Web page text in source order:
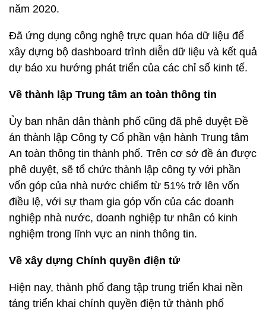
năm 2020.
Đã ứng dụng công nghệ trực quan hóa dữ liệu để
xây dựng bộ dashboard trình diễn dữ liệu và kết quả
dự báo xu hướng phát triển của các chỉ số kinh tế.
Về thành lập Trung tâm an toàn thông tin
Ủy ban nhân dân thành phố cũng đã phê duyệt Đề
án thành lập Công ty Cổ phần vận hành Trung tâm
An toàn thông tin thành phố. Trên cơ sở đề án được
phê duyệt, sẽ tổ chức thành lập công ty với phần
vốn góp của nhà nước chiếm từ 51% trở lên vốn
điều lệ, với sự tham gia góp vốn của các doanh
nghiệp nhà nước, doanh nghiệp tư nhân có kinh
nghiệm trong lĩnh vực an ninh thông tin.
Về xây dựng Chính quyền điện tử
Hiện nay, thành phố đang tập trung triển khai nền
tảng triển khai chính quyền điện tử thành phố